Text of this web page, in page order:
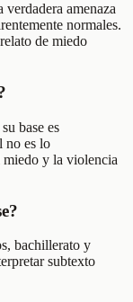
verdadera amenaza
normales.
de miedo
base es
no es lo
miedo y la violencia
bachillerato y
subtexto